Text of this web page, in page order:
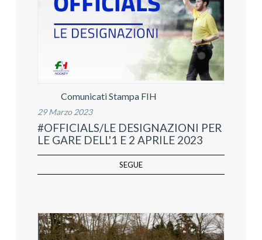
Comunicati Stampa FIH
29 Marzo 2023
#OFFICIALS/LE DESIGNAZIONI PER
LE GARE DELL'1 E 2 APRILE 2023
SEGUE